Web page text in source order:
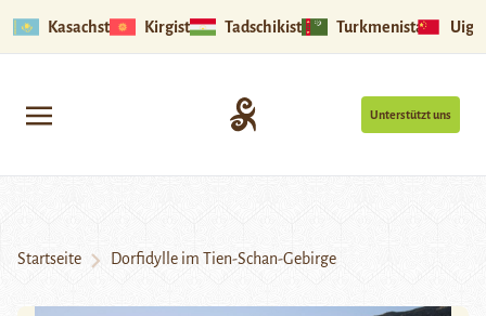
Kasachstan Kirgistan Tadschikistan Turkmenistan
Unterstützt uns
Startseite Dorfidylle im Tien-Schan-Gebirge